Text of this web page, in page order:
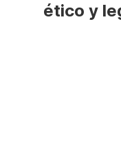
ético y